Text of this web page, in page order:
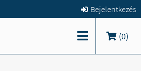
Bejelentkezés
(0)